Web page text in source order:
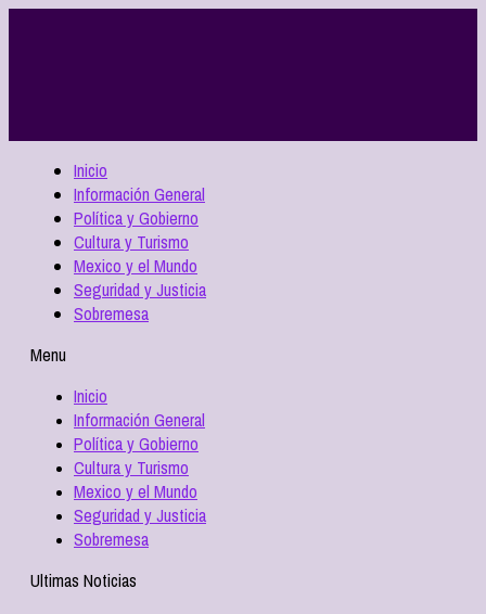
Inicio
Información General
Política y Gobierno
Cultura y Turismo
Mexico y el Mundo
Seguridad y Justicia
Sobremesa
Menu
Inicio
Información General
Política y Gobierno
Cultura y Turismo
Mexico y el Mundo
Seguridad y Justicia
Sobremesa
Ultimas Noticias